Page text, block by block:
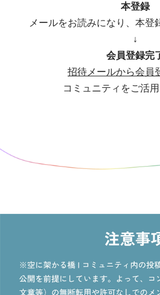
本登録
メールをお読みになり、本登
↓
会員登録完
招待メールから会員
コミュニティをご活用